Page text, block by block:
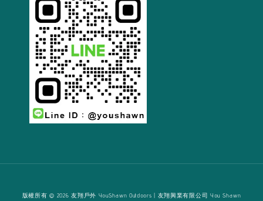
版權所有 © 2026 友翔戶外 YouShawn Outdoors | 友翔興業有限公司 You Shawn